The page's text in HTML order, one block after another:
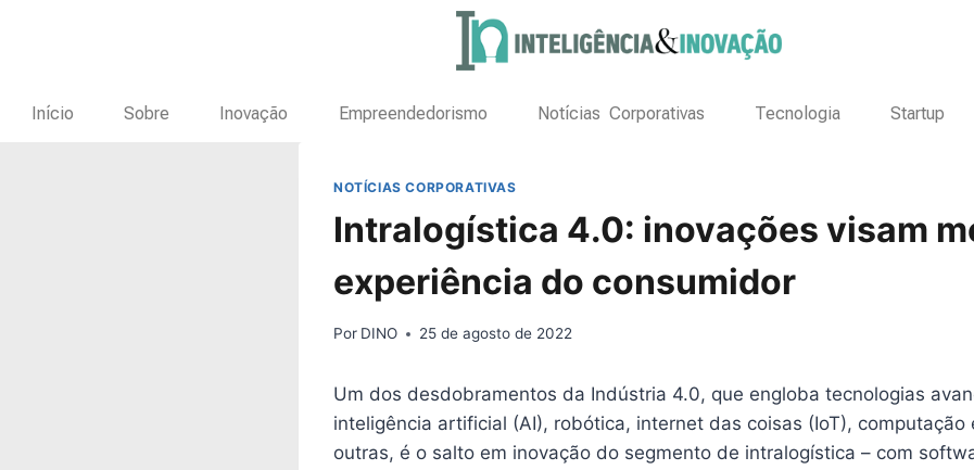
Início Sobre Inovação Empreendedorismo Notícias Corporativas Tecnologia Startup
NOTÍCIAS CORPORATIVAS
Intralogística 4.0: inovações visam
experiência do consumidor
Por DINO 25 de agosto de 2022
Um dos desdobramentos da Indústria 4.0, que engloba tecnologias
inteligência artificial (AI), robótica, internet das coisas (IoT), computação
outras, é o salto em inovação do segmento de intralogística – com